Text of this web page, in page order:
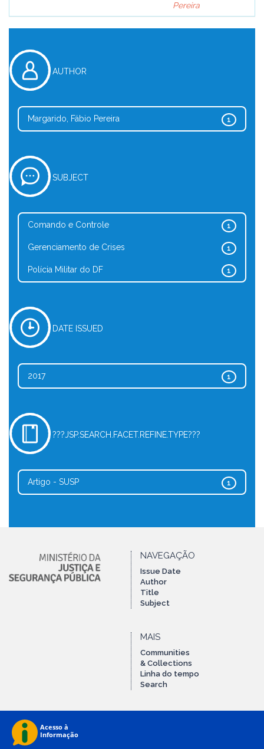
Pereira
AUTHOR
1
Margarido, Fábio Pereira
SUBJECT
1
Comando e Controle
1
Gerenciamento de Crises
1
Polícia Militar do DF
DATE ISSUED
1
2017
???JSP.SEARCH.FACET.REFINE.TYPE???
1
Artigo - SUSP
NAVEGAÇÃO
Issue Date
Author
Title
Subject
MAIS
Communities
& Collections
Linha do tempo
Search